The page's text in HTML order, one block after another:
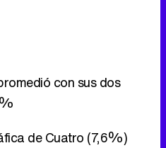
con sus dos
de Cuatro (7,6%)